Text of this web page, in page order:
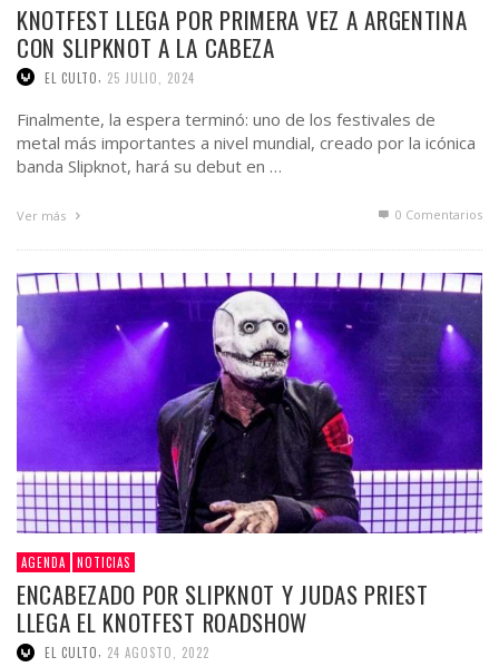
KNOTFEST LLEGA POR PRIMERA VEZ A ARGENTINA
CON SLIPKNOT A LA CABEZA
EL CULTO 25 JULIO, 2024
Finalmente, la espera terminó: uno de los festivales de
metal más importantes a nivel mundial, creado por la icónica
banda Slipknot, hará su debut en …
Ver más 0 Comentarios
AGENDA NOTICIAS
ENCABEZADO POR SLIPKNOT Y JUDAS PRIEST
LLEGA EL KNOTFEST ROADSHOW
EL CULTO, 24 AGOSTO, 2022